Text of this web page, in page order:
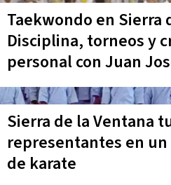
Taekwondo en Sierra
Disciplina, torneos y
personal con Juan
Sierra de la Ventana
representantes en
de karate